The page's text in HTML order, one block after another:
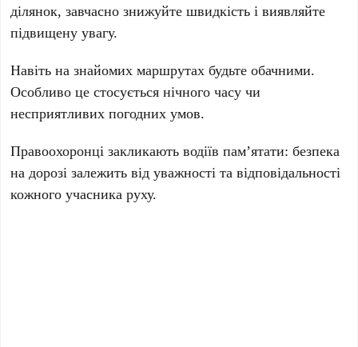
ділянок, завчасно знижуйте швидкість і виявляйте
підвищену увагу.
Навіть на знайомих маршрутах будьте обачними.
Особливо це стосується нічного часу чи
несприятливих погодних умов.
Правоохоронці закликають водіїв пам’ятати: безпека
на дорозі залежить від уважності та відповідальності
кожного учасника руху.